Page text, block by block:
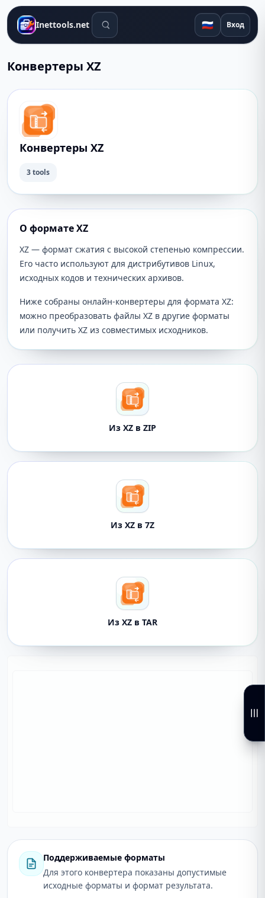
Inettools.net Поиск инструментов 🇷🇺 Вход
Конвертеры XZ
Конвертеры XZ
3 tools
О формате XZ
XZ — формат сжатия с высокой степенью компрессии.
Его часто используют для дистрибутивов Linux,
исходных кодов и технических архивов.
Ниже собраны онлайн-конвертеры для формата XZ:
можно преобразовать файлы XZ в другие форматы
или получить XZ из совместимых исходников.
Из XZ в ZIP
Из XZ в 7Z
Из XZ в TAR
Поддерживаемые форматы
Для этого конвертера показаны допустимые
исходные форматы и формат результата.